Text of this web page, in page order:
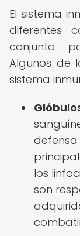
El sistema
diferentes
conjunto
Algunos de
sistema
defensa
los
son